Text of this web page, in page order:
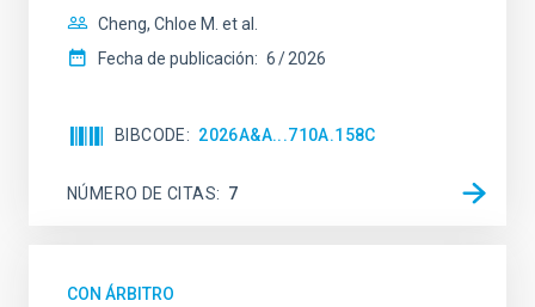
Cheng, Chloe M. et al.
Fecha de publicación: 6 2026
BIBCODE 2026A&A...710A.158C
NÚMERO DE CITAS 7
CON ÁRBITRO